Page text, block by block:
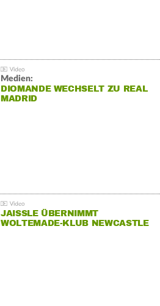
Medien:
DIOMANDE WECHSELT ZU REAL
MADRID
JAISSLE ÜBERNIMMT
WOLTEMADE-KLUB NEWCASTLE